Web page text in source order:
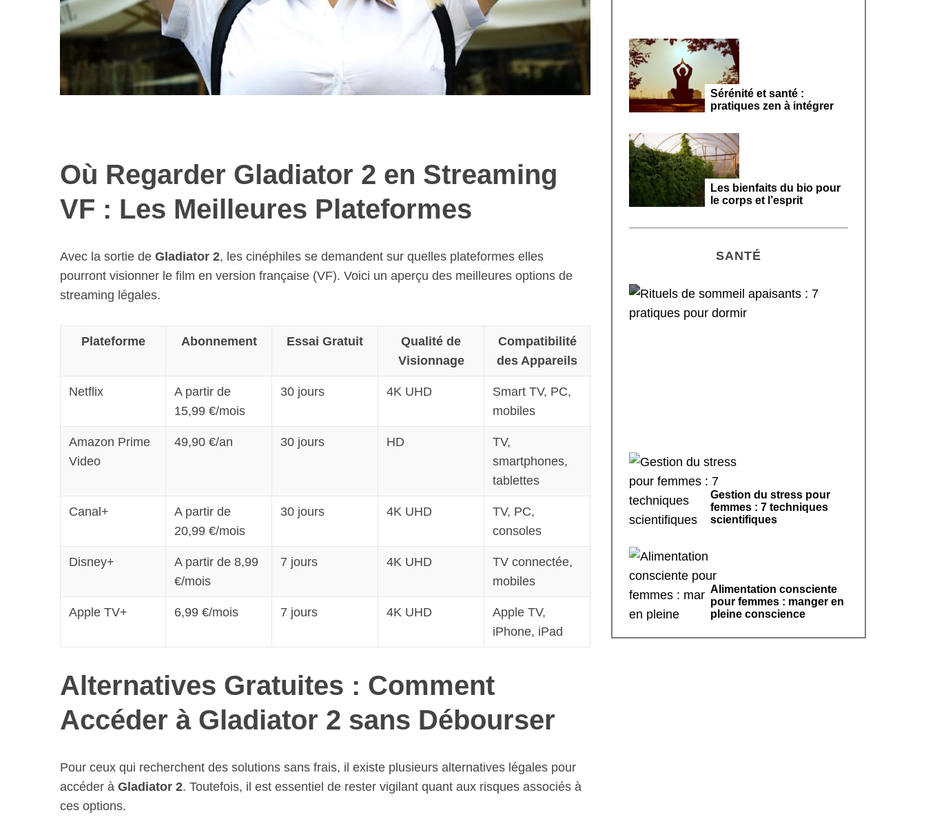
Où Regarder Gladiator 2 en Streaming
VF : Les Meilleures Plateformes
Avec la sortie de Gladiator 2, les cinéphiles se demandent sur quelles plateformes elles
pourront visionner le film en version française (VF). Voici un aperçu des meilleures options de
streaming légales.
Plateforme Abonnement Essai Gratuit
Qualité de
Visionnage
Compatibilité
des Appareils
Netflix
A partir de
15,99 €/mois
30 jours 4K UHD
Smart TV, PC,
mobiles
Amazon Prime
Video
49,90 €/an 30 jours HD
TV,
smartphones,
tablettes
Canal+
A partir de
20,99 €/mois
30 jours 4K UHD
TV, PC,
consoles
Disney+
A partir de 8,99
€/mois
7 jours 4K UHD
TV connectée,
mobiles
Apple TV+ 6,99 €/mois 7 jours 4K UHD
Apple TV,
iPhone, iPad
Alternatives Gratuites : Comment
Accéder à Gladiator 2 sans Débourser
Pour ceux qui recherchent des solutions sans frais, il existe plusieurs alternatives légales pour
accéder à Gladiator 2. Toutefois, il est essentiel de rester vigilant quant aux risques associés à
ces options.
Sérénité et santé :
pratiques zen à intégrer
Les bienfaits du bio pour
le corps et l’esprit
SANTÉ
Gestion du stress pour
femmes : 7 techniques
scientifiques
Alimentation consciente
pour femmes : manger en
pleine conscience
S
a
h